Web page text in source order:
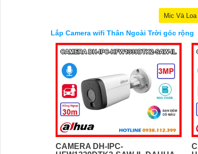
Mic Và Loa
Lắp Camera wifi Thân Ngoài Trời góc rộng
CAMERA DH-IPC-